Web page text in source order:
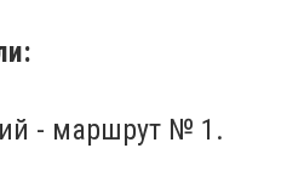
- маршрут № 1.